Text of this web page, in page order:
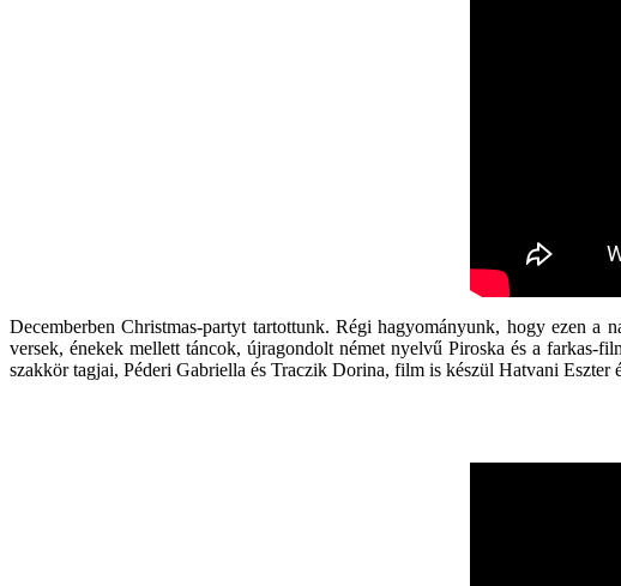
Decemberben Christmas-partyt tartottunk. Régi hagyományunk, hogy ezen
versek, énekek mellett táncok, újragondolt német nyelvű Piroska és a farkas-
szakkör tagjai, Péderi Gabriella és Traczik Dorina, film is készül Hatvani Eszter